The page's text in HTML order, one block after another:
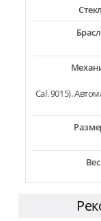
Cal. 9015).